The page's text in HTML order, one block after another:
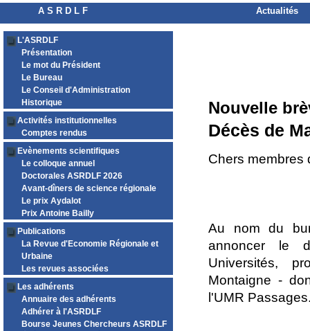
A S R D L F Actualités
L'ASRDLF
Présentation
Le mot du Président
Le Bureau
Le Conseil d'Administration
Historique
Activités institutionnelles
Comptes rendus
Evènements scientifiques
Le colloque annuel
Doctorales ASRDLF 2026
Avant-dîners de science régionale
Le prix Aydalot
Prix Antoine Bailly
Publications
La Revue d'Economie Régionale et
Urbaine
Les revues associées
Les adhérents
Annuaire des adhérents
Adhérer à l'ASRDLF
Bourse Jeunes Chercheurs ASRDLF
Nouvelle
Décès de
Chers membres
Au nom du
annoncer le
Universités,
Montaigne -
l'UMR